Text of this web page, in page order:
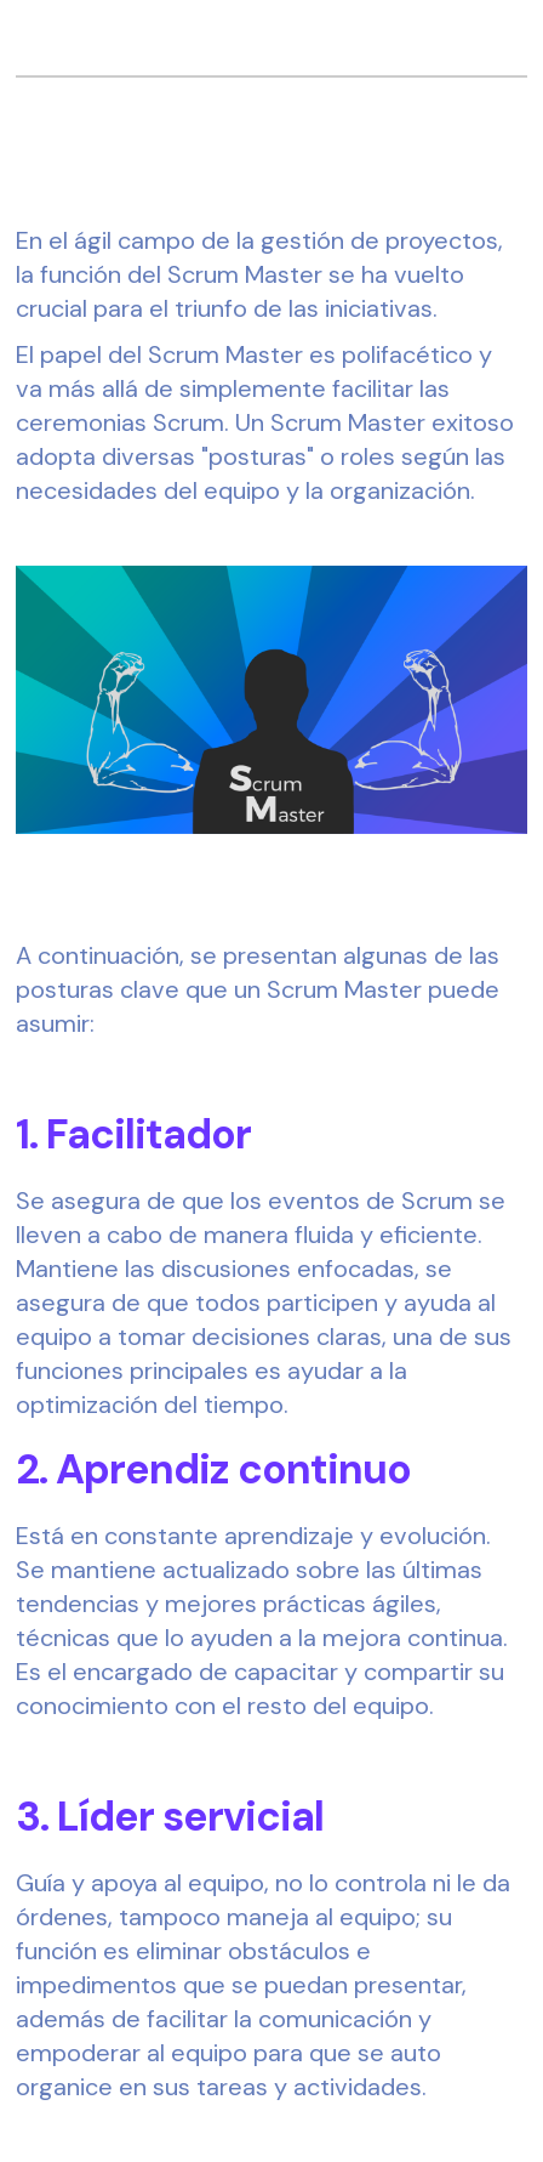
En el ágil campo de la gestión de proyectos,
la función del Scrum Master se ha vuelto
crucial para el triunfo de las iniciativas.
El papel del Scrum Master es polifacético y
va más allá de simplemente facilitar las
ceremonias Scrum. Un Scrum Master exitoso
adopta diversas "posturas" o roles según las
necesidades del equipo y la organización.
A continuación, se presentan algunas de las
posturas clave que un Scrum Master puede
asumir:
1. Facilitador
Se asegura de que los eventos de Scrum se
lleven a cabo de manera fluida y eficiente.
Mantiene las discusiones enfocadas, se
asegura de que todos participen y ayuda al
equipo a tomar decisiones claras, una de sus
funciones principales es ayudar a la
optimización del tiempo.
2. Aprendiz continuo
Está en constante aprendizaje y evolución.
Se mantiene actualizado sobre las últimas
tendencias y mejores prácticas ágiles,
técnicas que lo ayuden a la mejora continua.
Es el encargado de capacitar y compartir su
conocimiento con el resto del equipo.
3. Líder servicial
Guía y apoya al equipo, no lo controla ni le da
órdenes, tampoco maneja al equipo; su
función es eliminar obstáculos e
impedimentos que se puedan presentar,
además de facilitar la comunicación y
empoderar al equipo para que se auto
organice en sus tareas y actividades.